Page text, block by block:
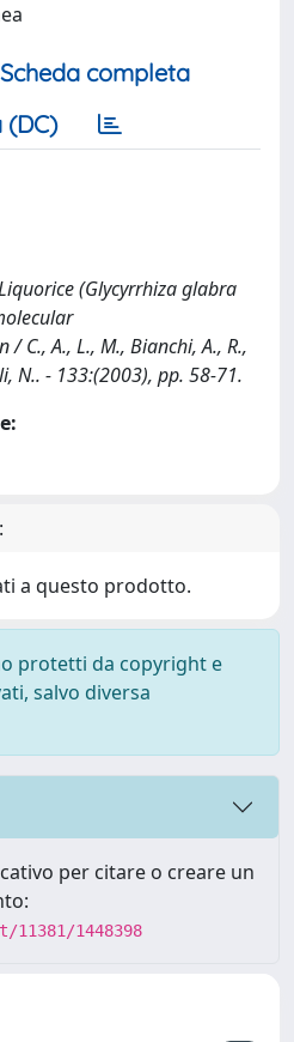
Scheda completa
(DC)
(Glycyrrhiza glabra
C., A., L., M., Bianchi, A., R.,
N.. - 133:(2003), pp. 58-71.
a questo prodotto.
protetti da copyright e
salvo diversa
per citare o creare un
1448398